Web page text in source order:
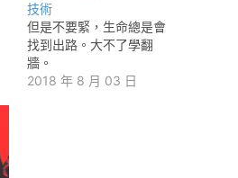
技術
但是不要緊，生命總是會
找到出路。大不了學翻
牆。
2018 年 8 月 03 日